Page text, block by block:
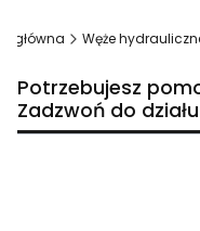
główna Węże
Potrzebujesz
Zadzwoń do